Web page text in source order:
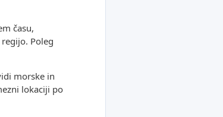
času,
Poleg
morske in
lokaciji po